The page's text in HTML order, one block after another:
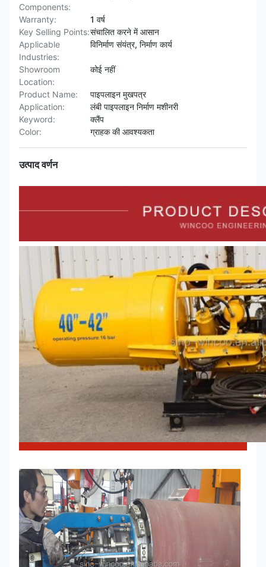
Components:
Warranty:
1 वर्ष
Key Selling Points:संचालित करने में आसान
Applicable
Industries:
विनिर्माण संयंत्र, निर्माण कार्य
Showroom
Location:
कोई नहीं
Product Name:
पाइपलाइन मुखपत्र
Application:
लंबी पाइपलाइन निर्माण मशीनरी
Keyword:
क्लैंप
Color:
ग्राहक की आवश्यकता
उत्पाद वर्णन